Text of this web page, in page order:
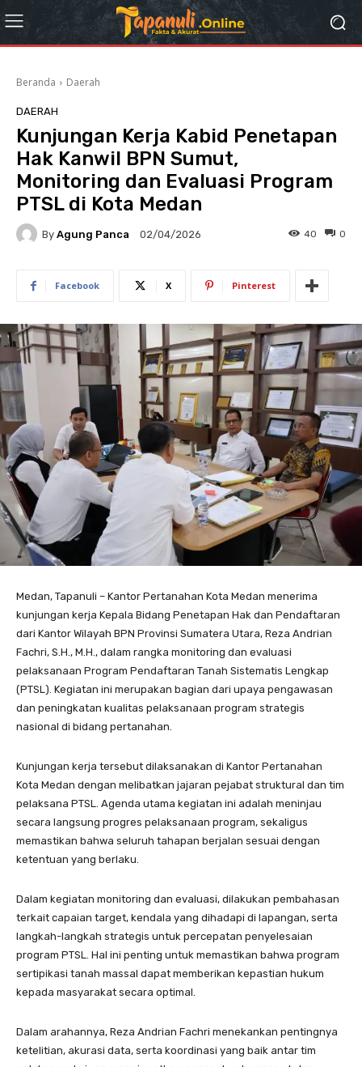
Beranda Daerah
DAERAH
Kunjungan Kerja Kabid Penetapan
Hak Kanwil BPN Sumut,
Monitoring dan Evaluasi Program
PTSL di Kota Medan
By Agung Panca 02/04/2026 0
40
Facebook X Pinterest
Medan, Tapanuli – Kantor Pertanahan Kota Medan menerima
kunjungan kerja Kepala Bidang Penetapan Hak dan Pendaftaran
dari Kantor Wilayah BPN Provinsi Sumatera Utara, Reza Andrian
Fachri, S.H., M.H., dalam rangka monitoring dan evaluasi
pelaksanaan Program Pendaftaran Tanah Sistematis Lengkap
(PTSL). Kegiatan ini merupakan bagian dari upaya pengawasan
dan peningkatan kualitas pelaksanaan program strategis
nasional di bidang pertanahan.
Kunjungan kerja tersebut dilaksanakan di Kantor Pertanahan
Kota Medan dengan melibatkan jajaran pejabat struktural dan tim
pelaksana PTSL. Agenda utama kegiatan ini adalah meninjau
secara langsung progres pelaksanaan program, sekaligus
memastikan bahwa seluruh tahapan berjalan sesuai dengan
ketentuan yang berlaku.
Dalam kegiatan monitoring dan evaluasi, dilakukan pembahasan
terkait capaian target, kendala yang dihadapi di lapangan, serta
langkah-langkah strategis untuk percepatan penyelesaian
program PTSL. Hal ini penting untuk memastikan bahwa program
sertipikasi tanah massal dapat memberikan kepastian hukum
kepada masyarakat secara optimal.
Dalam arahannya, Reza Andrian Fachri menekankan pentingnya
ketelitian, akurasi data, serta koordinasi yang baik antar tim